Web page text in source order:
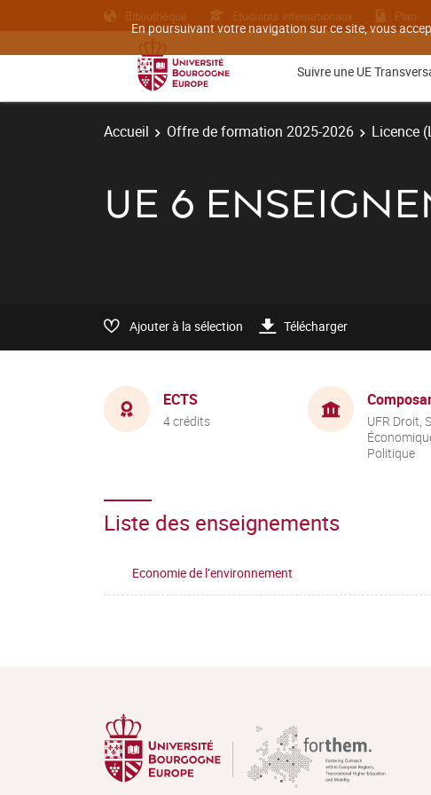
En poursuivant votre navigation sur ce site, vous
Bibliothèque Etudiants internationaux Plan
Suivre une UE
Accueil Offre de formation 2025-2026 Licence
UE 6
Ajouter à la sélection Télécharger
ECTS
4 crédits
UFR Droit,
Politique
Liste des enseignements
Economie de l’environnement